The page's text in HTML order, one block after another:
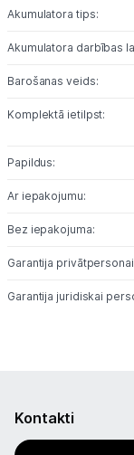
Blogs
Tehnikas
Kontakti
Akumulatora tips:
Akumulatora darbības
Barošanas veids:
Komplektā ietilpst:
Papildus:
Ar iepakojumu:
Bez iepakojuma:
Garantija
Garantija juridiskai
Kontakti